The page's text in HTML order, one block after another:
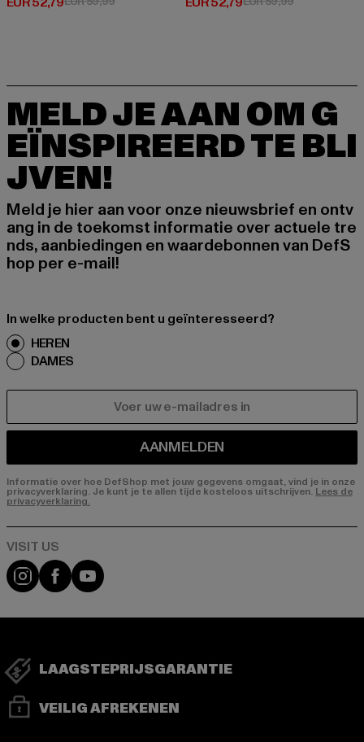
MELD JE AAN OM G
EÏNSPIREERD TE BLI
JVEN!
Meld je hier aan voor onze nieuwsbrief en ontv
ang in de toekomst informatie over actuele tre
nds, aanbiedingen en waardebonnen van DefS
hop per e-mail!
In welke producten bent u geïnteresseerd?
HEREN
DAMES
AANMELDEN
Informatie over hoe DefShop met jouw gegevens omgaat, vind je in onze
privacyverklaring. Je kunt je te allen tijde kosteloos uitschrijven. Lees de
privacyverklaring.
Visit our Instagram page:
Visit our Facebook page:
Visit our YouTube channel:
LAAGSTEPRIJSGARANTIE
VEILIG AFREKENEN